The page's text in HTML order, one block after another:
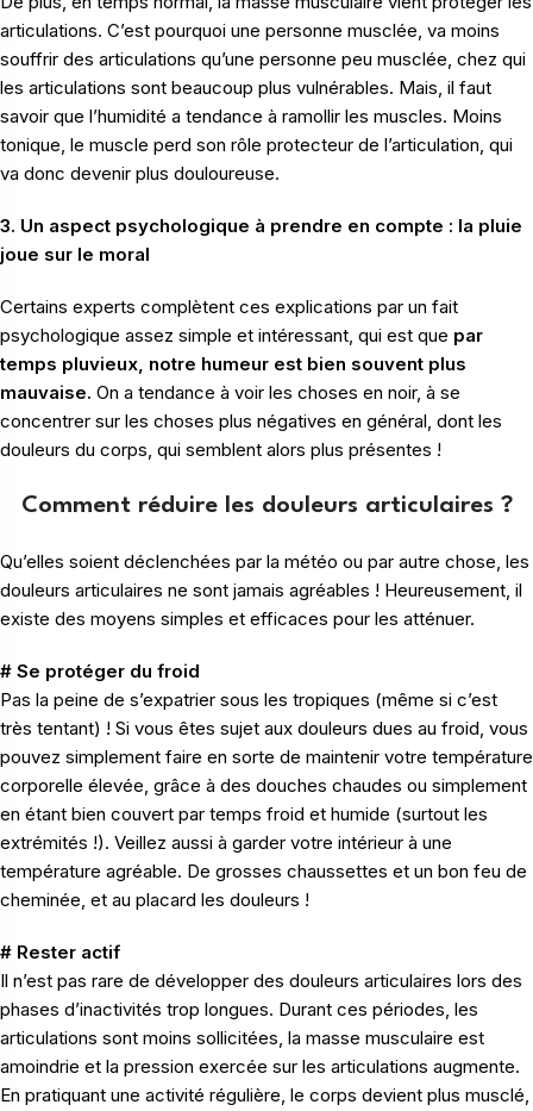
articulations. C’est pourquoi une personne musclée, va moins
souffrir des articulations qu’une personne peu musclée, chez qui
les articulations sont beaucoup plus vulnérables. Mais, il faut
savoir que l’humidité a tendance à ramollir les muscles. Moins
tonique, le muscle perd son rôle protecteur de l’articulation, qui
va donc devenir plus douloureuse.
3. Un aspect psychologique à prendre en compte : la pluie
joue sur le moral
Certains experts complètent ces explications par un fait
psychologique assez simple et intéressant, qui est que par
temps pluvieux, notre humeur est bien souvent plus
mauvaise. On a tendance à voir les choses en noir, à se
concentrer sur les choses plus négatives en général, dont les
douleurs du corps, qui semblent alors plus présentes !
Comment réduire les douleurs articulaires ?
Qu’elles soient déclenchées par la météo ou par autre chose, les
douleurs articulaires ne sont jamais agréables ! Heureusement, il
existe des moyens simples et efficaces pour les atténuer.
# Se protéger du froid
Pas la peine de s’expatrier sous les tropiques (même si c’est
très tentant) ! Si vous êtes sujet aux douleurs dues au froid, vous
pouvez simplement faire en sorte de maintenir votre température
corporelle élevée, grâce à des douches chaudes ou simplement
en étant bien couvert par temps froid et humide (surtout les
extrémités !). Veillez aussi à garder votre intérieur à une
température agréable. De grosses chaussettes et un bon feu de
cheminée, et au placard les douleurs !
# Rester actif
Il n’est pas rare de développer des douleurs articulaires lors des
phases d’inactivités trop longues. Durant ces périodes, les
articulations sont moins sollicitées, la masse musculaire est
amoindrie et la pression exercée sur les articulations augmente.
En pratiquant une activité régulière, le corps devient plus musclé,